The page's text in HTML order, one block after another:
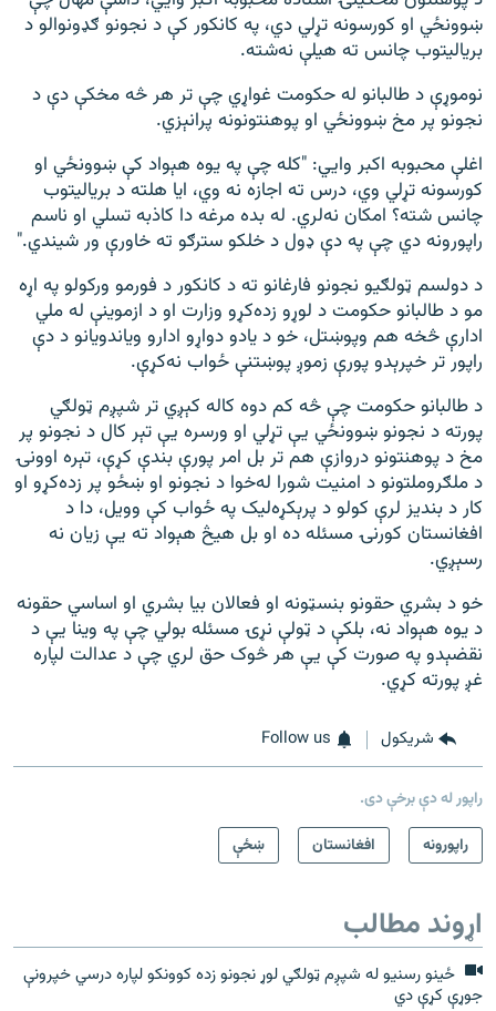
ښوونځي او کورسونه تړلي دي، په کانکور کې د نجونو ګډونوالو د
بریاليتوب چانس ته هیلې نه‌شته.
نوموړې د طالبانو له حکومت غواړي چې تر هر څه مخکې دې د
نجونو پر مخ ښوونځي او پوهنتونونه پرانېزي.
اغلې محبوبه اکبر وايي: "کله چې په یوه هېواد کې ښوونځي او
کورسونه تړلي وي، درس ته اجازه نه وي، ایا هلته د بریاليتوب
چانس شته؟ امکان نه‌لري. له بده مرغه دا کاذبه تسلي او ناسم
راپورونه دي چې په دې ډول د خلکو سترګو ته خاورې ور شیندي."
د دولسم ټولګيو نجونو فارغانو ته د کانکور د فورمو ورکولو په اړه
مو د طالبانو حکومت د لوړو زده‌کړو وزارت او د ازموینې له ملي
ادارې څخه هم وپوښتل، خو د یادو دواړو ادارو ویاندویانو د دې
راپور تر خپرېدو پورې زموږ پوښتنې ځواب نه‌کړې.
د طالبانو حکومت چې څه کم دوه کاله کېږي تر شپږم ټولګي
پورته د نجونو ښوونځي یې تړلي او ورسره یې تېر کال د نجونو پر
مخ د پوهنتونو دروازې هم تر بل امر پورې بندې کړې، تېره اوونۍ
د ملګروملتونو د امنیت شورا له‌خوا د نجونو او ښځو پر زده‌کړو او
کار د بندیز لرې کولو د پرېکړه‌لیک په ځواب کې وویل، دا د
افغانستان کورنۍ مسئله ده او بل هيڅ هېواد ته یې زیان نه
رسېږي.
خو د بشري حقونو بنسټونه او فعالان بیا بشري او اساسي حقونه
د یوه هېواد نه، بلکې د ټولې نړۍ مسئله بولي چې په وینا یې د
نقضېدو په صورت کې یې هر څوک حق لري چې د عدالت لپاره
غږ پورته کړي.
شريکول Follow us
راپور له دې برخې دی.
راپورونه
افغانستان ښځې
اړوند مطالب
ځینو رسنیو له شپږم ټولګي لوړ نجونو زده کوونکو لپاره درسي خپرونې
جوړې کړې دي